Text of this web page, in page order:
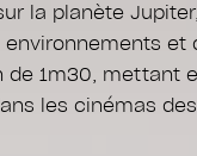
la planète
environnements et
de 1m30, mettant
les cinémas